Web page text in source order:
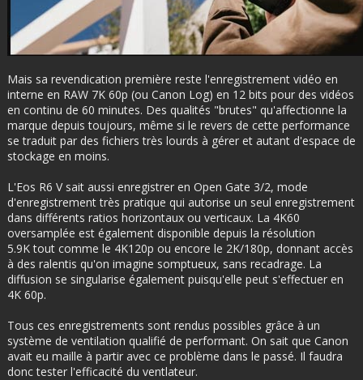
Mais sa revendication première reste l'enregistrement vidéo en
interne en RAW 7K 60p (ou Canon Log) en 12 bits pour des vidéos
en continu de 60 minutes. Des qualités "brutes" qu'affectionne la
marque depuis toujours, même si le revers de cette performance
se traduit par des fichiers très lourds à gérer et autant d'espace de
stockage en moins.
L'Eos R6 V sait aussi enregistrer en Open Gate 3/2, mode
d'enregistrement très pratique qui autorise un seul enregistrement
dans différents ratios horizontaux ou verticaux. La 4K60
oversamplée est également disponible depuis la résolution
5.9K tout comme le 4K120p ou encore le 2K/180p, donnant accès
à des ralentis qu'on imagine somptueux, sans recadrage. La
diffusion se singularise également puisqu'elle peut s'effectuer en
4K 60p.
Tous ces enregistrements sont rendus possibles grâce à un
système de ventilation qualifié de performant. On sait que Canon
avait eu maille à partir avec ce problème dans le passé. Il faudra
donc tester l'efficacité du ventlateur.